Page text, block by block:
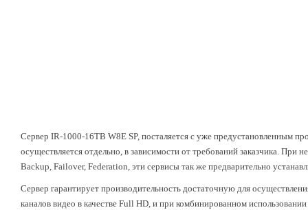
Сервер IR-1000-16TB W8E SP, посталяется с уже предустановленным
осуществляется отдельно, в зависимости от требований заказчика.
Backup, Failover, Federation, эти сервисы так же предварительно
Сервер гарантирует производительность достаточную для
каналов видео в качестве Full HD, и при комбинированном